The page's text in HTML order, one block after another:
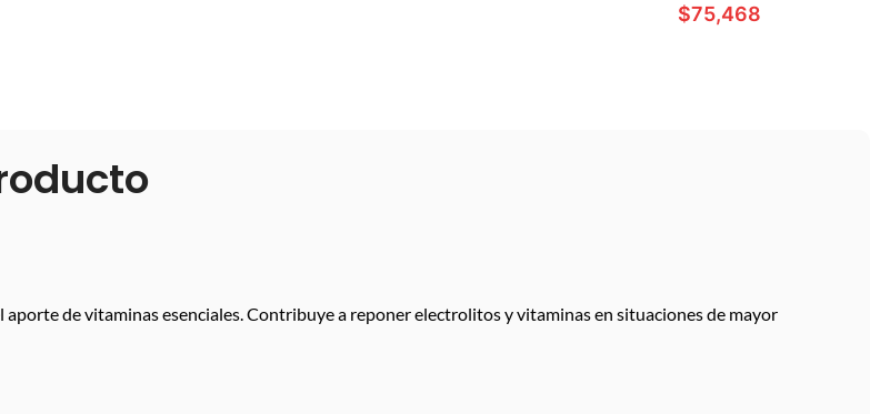
$75,468
de vitaminas esenciales. Contribuye a reponer electrolitos y vitaminas en situaciones de mayor